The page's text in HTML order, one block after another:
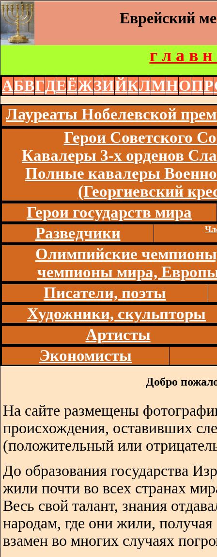
Еврейский
г л а в н
АБВГДЕЁЖЗИЙКЛМНОПР
Лауреаты Нобелевской
Герои Советского
Кавалеры 3-х орденов
Полные кавалеры
(Георгиевский
Герои государств мира
Разведчики
Олимпийские
чемпионы мира,
Писатели, поэты
Художники, скульпторы
Артисты
Экономисты
Добро
На сайте размещены
происхождения, оставивших
(положительный или
До образования государства
жили почти во всех странах
Весь свой талант, знания
народам, где они жили, получая
взамен во многих случаях